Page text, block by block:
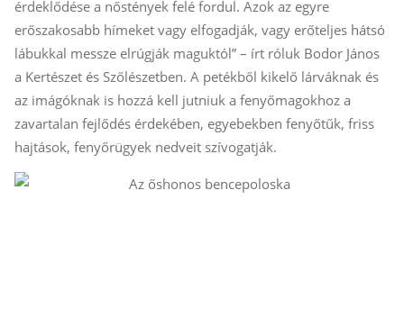
érdeklődése a nőstények felé fordul. Azok az egyre
erőszakosabb hímeket vagy elfogadják, vagy erőteljes hátsó
lábukkal messze elrúgják maguktól” – írt róluk Bodor János
a Kertészet és Szőlészetben. A petékből kikelő lárváknak és
az imágóknak is hozzá kell jutniuk a fenyőmagokhoz a
zavartalan fejlődés érdekében, egyebekben fenyőtűk, friss
hajtások, fenyőrügyek nedveit szívogatják.